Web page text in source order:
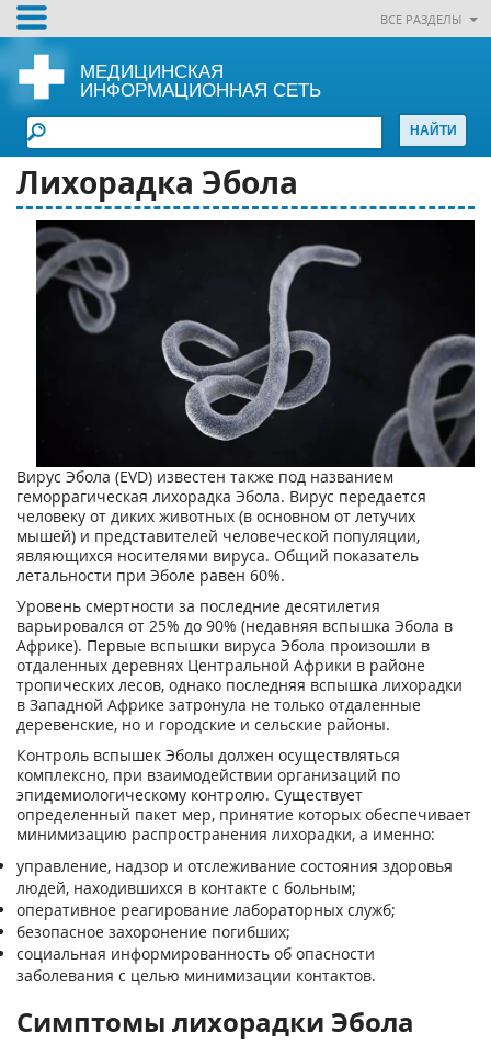
ВСЕ РАЗДЕЛЫ
МЕДИЦИНСКАЯ
ИНФОРМАЦИОННАЯ СЕТЬ
Лихорадка Эбола
Вирус Эбола (EVD) известен также под названием
геморрагическая лихорадка Эбола. Вирус передается
человеку от диких животных (в основном от летучих
мышей) и представителей человеческой популяции,
являющихся носителями вируса. Общий показатель
летальности при Эболе равен 60%.
Уровень смертности за последние десятилетия
варьировался от 25% до 90% (недавняя вспышка Эбола в
Африке). Первые вспышки вируса Эбола произошли в
отдаленных деревнях Центральной Африки в районе
тропических лесов, однако последняя вспышка лихорадки
в Западной Африке затронула не только отдаленные
деревенские, но и городские и сельские районы.
Контроль вспышек Эболы должен осуществляться
комплексно, при взаимодействии организаций по
эпидемиологическому контролю. Существует
определенный пакет мер, принятие которых обеспечивает
минимизацию распространения лихорадки, а именно:
управление, надзор и отслеживание состояния здоровья
людей, находившихся в контакте с больным;
оперативное реагирование лабораторных служб;
безопасное захоронение погибших;
социальная информированность об опасности
заболевания с целью минимизации контактов.
Симптомы лихорадки Эбола